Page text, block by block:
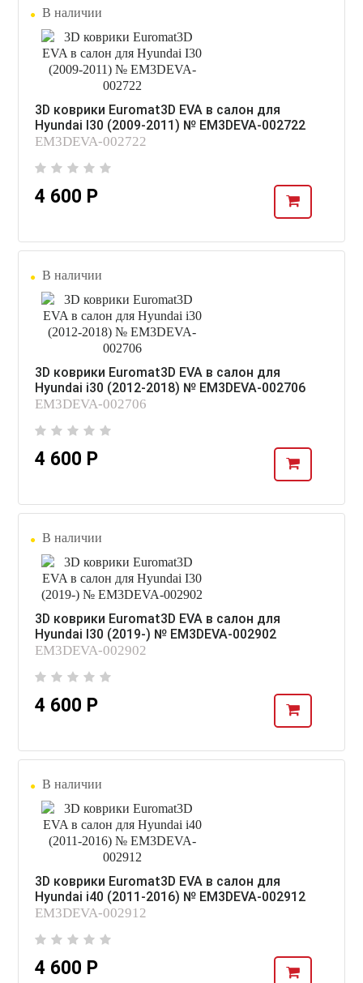
В наличии
3D коврики Euromat3D EVA в салон для
Hyundai I30 (2009-2011) № EM3DEVA-002722
EM3DEVA-002722
4 600 Р
В наличии
3D коврики Euromat3D EVA в салон для
Hyundai i30 (2012-2018) № EM3DEVA-002706
EM3DEVA-002706
4 600 Р
В наличии
3D коврики Euromat3D EVA в салон для
Hyundai I30 (2019-) № EM3DEVA-002902
EM3DEVA-002902
4 600 Р
В наличии
3D коврики Euromat3D EVA в салон для
Hyundai i40 (2011-2016) № EM3DEVA-002912
EM3DEVA-002912
4 600 Р